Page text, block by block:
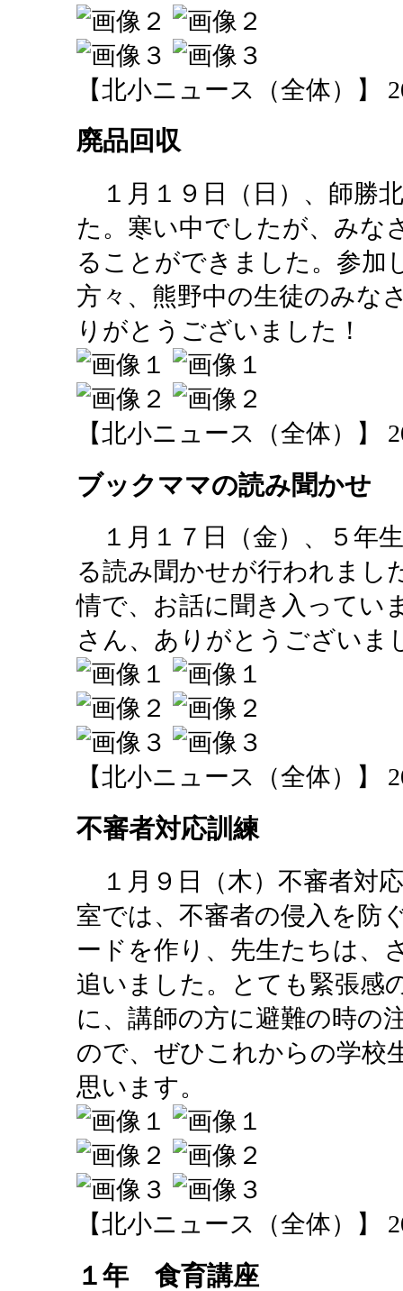
【北小ニュース（全体）】
廃品回収
１月１９日（日）、師勝
た。寒い中でしたが、みな
ることができました。参加
方々、熊野中の生徒のみな
りがとうございました！
【北小ニュース（全体）】
ブックママの読み聞かせ
１月１７日（金）、５年
る読み聞かせが行われまし
情で、お話に聞き入ってい
さん、ありがとうございま
【北小ニュース（全体）】
不審者対応訓練
１月９日（木）不審者対
室では、不審者の侵入を防
ードを作り、先生たちは、
追いました。とても緊張感
に、講師の方に避難の時の
ので、ぜひこれからの学校
思います。
【北小ニュース（全体）】
１年 食育講座